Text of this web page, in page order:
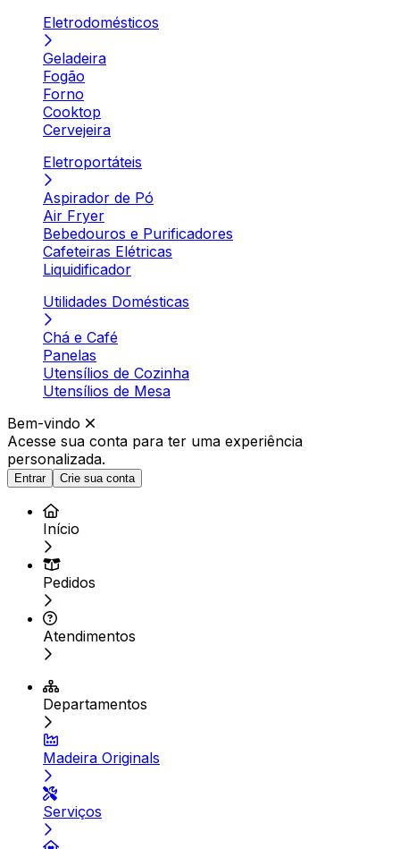
Eletrodomésticos
Geladeira
Fogão
Forno
Cooktop
Cervejeira
Eletroportáteis
Aspirador de Pó
Air Fryer
Bebedouros e Purificadores
Cafeteiras Elétricas
Liquidificador
Utilidades Domésticas
Chá e Café
Panelas
Utensílios de Cozinha
Utensílios de Mesa
Bem-vindo
Acesse sua conta para ter uma experiência
personalizada.
Entrar Crie sua conta
Início
Pedidos
Atendimentos
Departamentos
Madeira Originals
Serviços